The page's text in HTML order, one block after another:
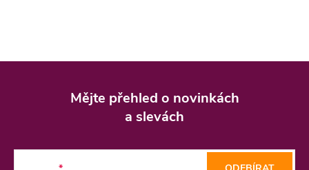
Mějte přehled o novinkách
a slevách